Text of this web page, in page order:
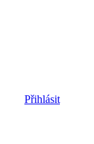
Přihlásit